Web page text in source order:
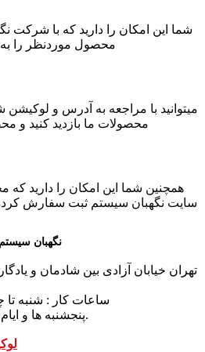
شما این امکان را دارید که با شرکت
محصول موردنظر را
میتوانید با مراجعه به آدرس و
محصولات ما بازدید کنید و
همچنین شما این امکان را دارید
سایت نگهبان سیستم ثبت سفارش
نگهبان سیستم
تهران خیابان آزادی بین شادمان و
پنجشنبه ها و ایام تعطیل شرکت تعطیل است.